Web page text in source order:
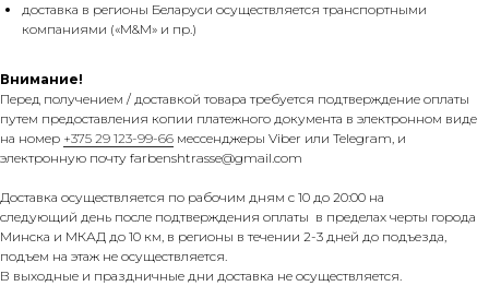
доставка в регионы Беларуси осуществляется транспортными
компаниями («M&M» и пр.)
Внимание!
Перед получением / доставкой товара требуется подтверждение оплаты
путем предоставления копии платежного документа в электронном виде
на номер +375 29 123-99-66 мессенджеры Viber или Telegram, и
электронную почту farbenshtrasse@gmail.com
Доставка осуществляется по рабочим дням с 10 до 20:00 на
следующий день после подтверждения оплаты в пределах черты города
Минска и МКАД до 10 км, в регионы в течении 2-3 дней до подъезда,
подъем на этаж не осуществляется.
В выходные и праздничные дни доставка не осуществляется.